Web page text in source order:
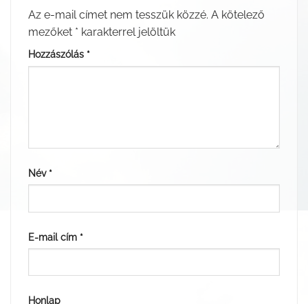
Az e-mail címet nem tesszük közzé. A kötelező
mezőket * karakterrel jelöltük
Hozzászólás *
Név *
E-mail cím *
Honlap